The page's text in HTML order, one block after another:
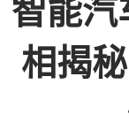
智能
相揭